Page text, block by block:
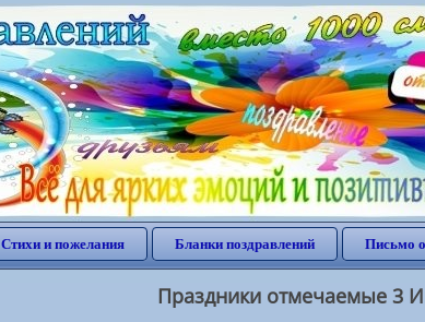
Стихи и пожелания Бланки поздравлений Письмо
Праздники отмечаемые 3